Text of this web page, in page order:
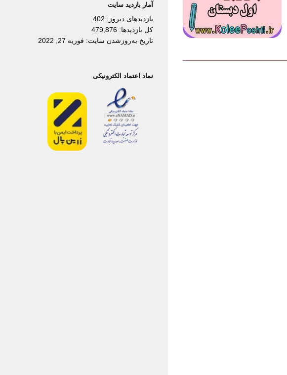
آمار بازدید سایت
بازدیدهای دیروز: 402
کل بازدیدها: 479,876
تاریخ به‌روزشدن سایت: فوریه 27, 2022
نماد اعتماد الکترونیکی